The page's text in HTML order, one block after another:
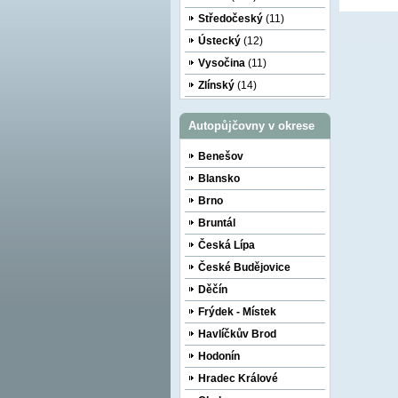
Středočeský (11)
Ústecký (12)
Vysočina (11)
Zlínský (14)
Autopůjčovny v okrese
Benešov
Blansko
Brno
Bruntál
Česká Lípa
České Budějovice
Děčín
Frýdek - Místek
Havlíčkův Brod
Hodonín
Hradec Králové